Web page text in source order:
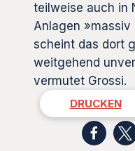
teilweise auch in
Anlagen
scheint das dort
weitgehend
vermutet Grossi.
DRUCKEN